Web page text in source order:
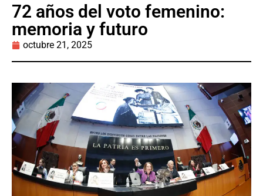
72 años del voto femenino:
memoria y futuro
octubre 21, 2025